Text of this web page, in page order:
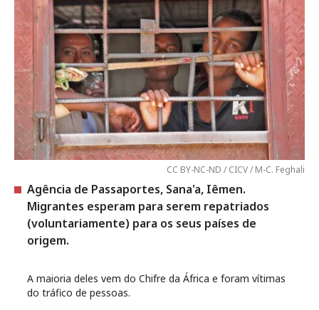
CC BY-NC-ND / CICV / M-C. Feghali
Agência de Passaportes, Sana'a, Iêmen.
Migrantes esperam para serem repatriados
(voluntariamente) para os seus países de
origem.
A maioria deles vem do Chifre da África e foram vítimas
do tráfico de pessoas.